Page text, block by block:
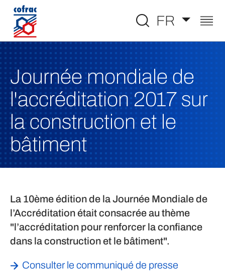
Aller au contenu
FR
Journée mondiale de
l'accréditation 2017 sur
la construction et le
bâtiment
La 10ème édition de la Journée Mondiale de
l’Accréditation était consacrée au thème
"l’accréditation pour renforcer la confiance
dans la construction et le bâtiment".
Consulter le communiqué de presse